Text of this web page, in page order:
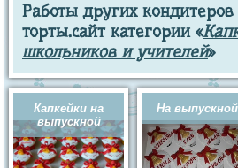
Работы других кондитеров
торты.сайт категории «
школьников и учителей»
Капкейки на
выпускной
На выпускной